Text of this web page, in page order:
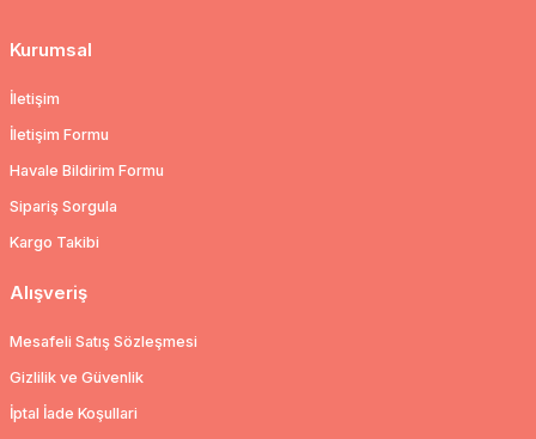
Kurumsal
İletişim
İletişim Formu
Havale Bildirim Formu
Sipariş Sorgula
Kargo Takibi
Alışveriş
Mesafeli Satış Sözleşmesi
Gizlilik ve Güvenlik
İptal İade Koşullari